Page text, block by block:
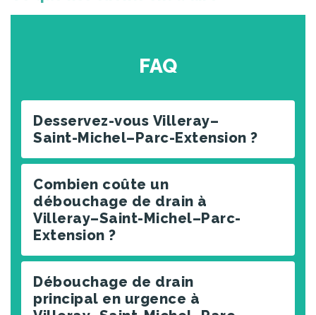
FAQ
Desservez-vous Villeray–
Saint-Michel–Parc-Extension ?
Combien coûte un
débouchage de drain à
Villeray–Saint-Michel–Parc-
Extension ?
Débouchage de drain
principal en urgence à